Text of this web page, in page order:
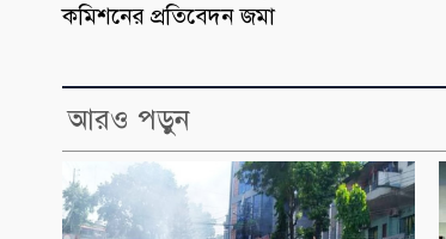
কমিশনের প্রতিবেদন জমা
আরও পড়ুন